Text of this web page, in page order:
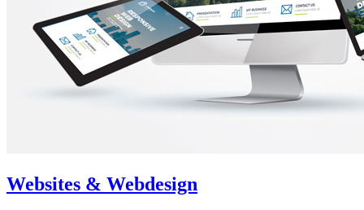
Websites & Webdesign